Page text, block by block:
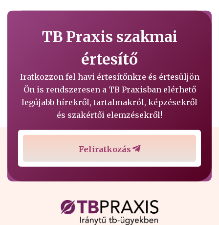
TB Praxis szakmai
értesítő
Iratkozzon fel havi értesítőnkre és értesüljön
Ön is rendszeresen a TB Praxisban elérhető
legújabb hírekről, tartalmakról, képzésekről
és szakértői elemzésekről!
Feliratkozás